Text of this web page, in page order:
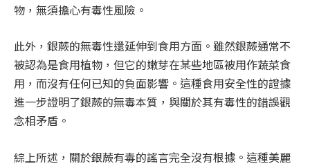
物，無須擔心有毒性風險。
此外，銀蕨的無毒性還延伸到食用方面。雖然銀蕨通常不
被認為是食用植物，但它的嫩芽在某些地區被用作蔬菜食
用，而沒有任何已知的負面影響。這種食用安全性的證據
進一步證明了銀蕨的無毒本質，與關於其有毒性的錯誤觀
念相矛盾。
綜上所述，關於銀蕨有毒的謠言完全沒有根據。這種美麗